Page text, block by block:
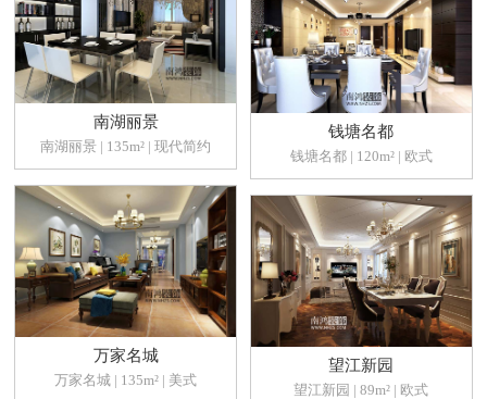
南湖丽景
南湖丽景 | 135m² | 现代简约
钱塘名都
钱塘名都 | 120m² | 欧式
万家名城
万家名城 | 135m² | 美式
望江新园
望江新园 | 89m² | 欧式